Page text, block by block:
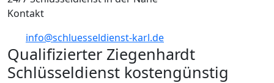
Kontakt
info@schluesseldienst-karl.de
Qualifizierter Ziegenhardt
Schlüsseldienst kostengünstig